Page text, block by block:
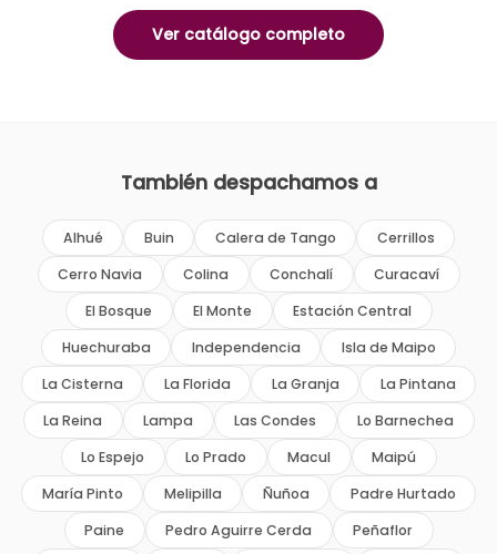
Ver catálogo completo
También despachamos a
Alhué Buin Calera de Tango
Cerrillos
Cerro Navia
Colina Conchalí
Curacaví
El Bosque
El Monte
Estación Central
Huechuraba
Independencia
Isla de Maipo
La Cisterna
La Florida La Granja
La Pintana
La Reina
Lampa Las Condes
Lo Barnechea
Lo Espejo
Lo Prado Macul
Maipú
María Pinto
Melipilla Ñuñoa
Padre Hurtado
Paine
Pedro Aguirre Cerda Peñaflor